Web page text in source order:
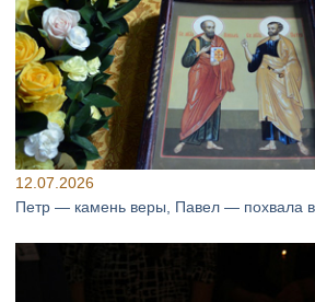
12.07.2026
Петр — камень веры, Павел — похвала